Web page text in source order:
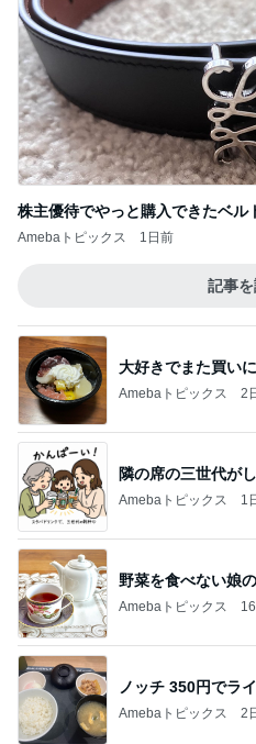
株主優待でやっと購入できたベル
Amebaトピックス 1日前
記事
大好きでまた買い
Amebaトピックス 2
隣の席の三世代が
Amebaトピックス 1
野菜を食べない娘
Amebaトピックス
ノッチ 350円でラ
Amebaトピックス 2